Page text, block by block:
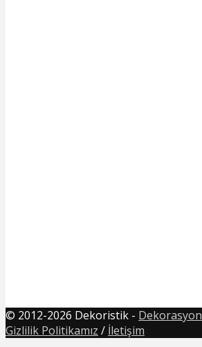
© 2012-2026 Dekoristik - Dekorasyon
Gizlilik Politikamız / İletişim